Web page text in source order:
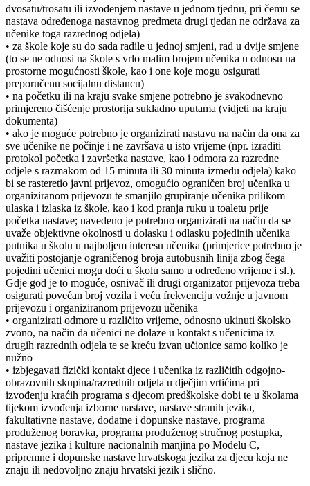
dvosatu/trosatu ili izvođenjem nastave u jednom tjednu, pri čemu se
nastava određenoga nastavnog predmeta drugi tjedan ne održava za
učenike toga razrednog odjela)
• za škole koje su do sada radile u jednoj smjeni, rad u dvije smjene
(to se ne odnosi na škole s vrlo malim brojem učenika u odnosu na
prostorne mogućnosti škole, kao i one koje mogu osigurati
preporučenu socijalnu distancu)
• na početku ili na kraju svake smjene potrebno je svakodnevno
primjereno čišćenje prostorija sukladno uputama (vidjeti na kraju
dokumenta)
• ako je moguće potrebno je organizirati nastavu na način da ona za
sve učenike ne počinje i ne završava u isto vrijeme (npr. izraditi
protokol početka i završetka nastave, kao i odmora za razredne
odjele s razmakom od 15 minuta ili 30 minuta između odjela) kako
bi se rasteretio javni prijevoz, omogućio ograničen broj učenika u
organiziranom prijevozu te smanjilo grupiranje učenika prilikom
ulaska i izlaska iz škole, kao i kod pranja ruku u toaletu prije
početka nastave; navedeno je potrebno organizirati na način da se
uvaže objektivne okolnosti u dolasku i odlasku pojedinih učenika
putnika u školu u najboljem interesu učenika (primjerice potrebno je
uvažiti postojanje ograničenog broja autobusnih linija zbog čega
pojedini učenici mogu doći u školu samo u određeno vrijeme i sl.).
Gdje god je to moguće, osnivač ili drugi organizator prijevoza treba
osigurati povećan broj vozila i veću frekvenciju vožnje u javnom
prijevozu i organiziranom prijevozu učenika
• organizirati odmore u različito vrijeme, odnosno ukinuti školsko
zvono, na način da učenici ne dolaze u kontakt s učenicima iz
drugih razrednih odjela te se kreću izvan učionice samo koliko je
nužno
• izbjegavati fizički kontakt djece i učenika iz različitih odgojno-
obrazovnih skupina/razrednih odjela u dječjim vrtićima pri
izvođenju kraćih programa s djecom predškolske dobi te u školama
tijekom izvođenja izborne nastave, nastave stranih jezika,
fakultativne nastave, dodatne i dopunske nastave, programa
produženog boravka, programa produženog stručnog postupka,
nastave jezika i kulture nacionalnih manjina po Modelu C,
pripremne i dopunske nastave hrvatskoga jezika za djecu koja ne
znaju ili nedovoljno znaju hrvatski jezik i slično.